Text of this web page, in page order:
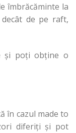
îmbrăcăminte la
decât de pe raft,
și poți obține o
în cazul made to
diferiți și pot